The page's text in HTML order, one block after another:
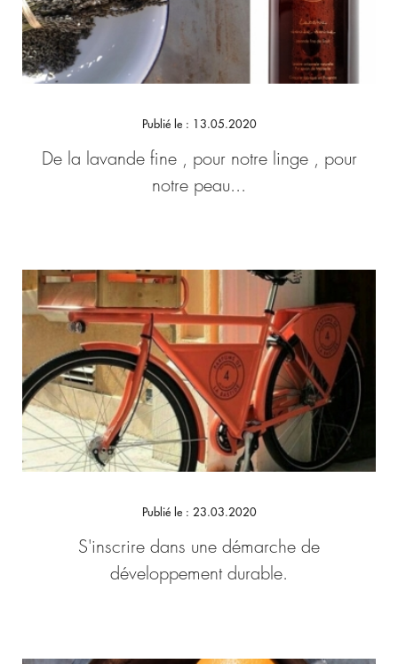
Publié le : 13.05.2020
De la lavande fine , pour notre linge , pour
notre peau...
Publié le : 23.03.2020
S'inscrire dans une démarche de
développement durable.